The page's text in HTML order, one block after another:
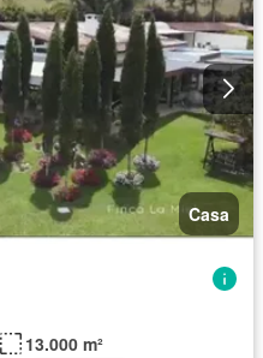
Casa
13.000 m²